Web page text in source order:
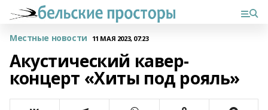
Местные новости 11 МАЯ 2023, 07:23
Акустический кавер-
концерт «Хиты под рояль»